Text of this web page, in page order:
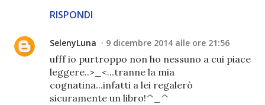
RISPONDI
SelenyLuna 9 dicembre 2014 alle ore 21:56
ufff io purtroppo non ho nessuno a cui piace
leggere..>_<...tranne la mia
cognatina...infatti a lei regalerò
sicuramente un libro!^_^